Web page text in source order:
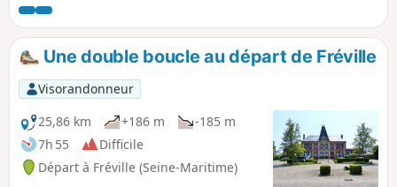
commune. Les communes de Fréville,
Mont-de-l'If, La Folletière, Betteville,
fusionnent le 1er janvier 2016 pour
former la commune nouvelle de Saint-
Martin-de-l'If et prennent à cette date le
statut de communes déléguées.
Une double boucle au départ de Fréville
Visorandonneur
25,86 km
+186 m
-185 m
7h 55
Difficile
Départ à Fréville (Seine-Maritime)